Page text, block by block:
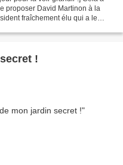
proposer David Martinon à la
fraîchement élu qui a le
!